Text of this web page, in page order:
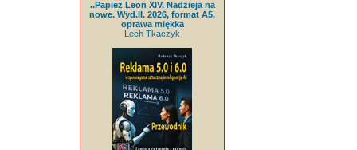
..Papież Leon XIV. Nadzieja na
nowe. Wyd.II. 2026, format A5,
oprawa miękka
Lech Tkaczyk